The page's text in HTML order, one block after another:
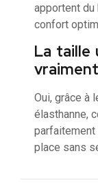
apportent du
confort
La taille
Oui, grâce à
élasthanne,
parfaitement
place sans